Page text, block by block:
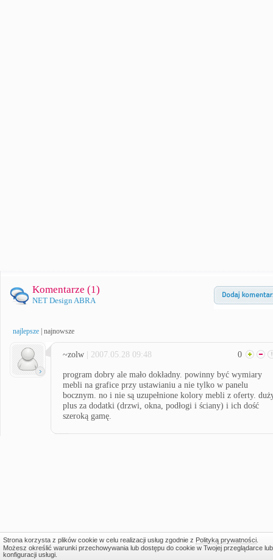
Komentarze (1)
NET Design ABRA
najlepsze najnowsze
~zolw | 2007.05.28 09:48 0
program dobry ale mało dokładny. powinny być wymiary
mebli na grafice przy ustawianiu a nie tylko w panelu
bocznym. no i nie są uzupełnione kolory mebli z oferty.
plus za dodatki (drzwi, okna, podłogi i ściany) i ich dość
szeroką gamę.
Strona korzysta z plików cookie w celu realizacji usług zgodnie z Polityką prywatności.
Możesz określić warunki przechowywania lub dostępu do cookie w Twojej przeglądarce lub
konfiguracji usługi.